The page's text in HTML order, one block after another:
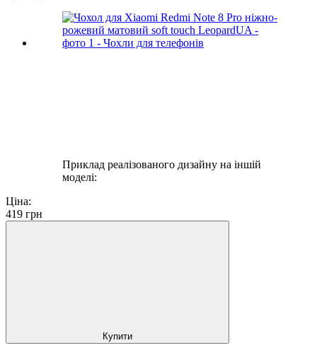
Приклад реалізованого дизайну на іншій
моделі:
Ціна:
419 грн
Купити